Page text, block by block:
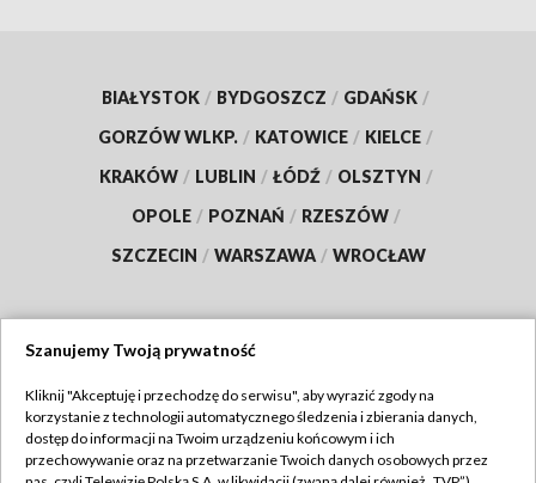
BIAŁYSTOK / BYDGOSZCZ / GDAŃSK /
GORZÓW WLKP. / KATOWICE / KIELCE /
KRAKÓW / LUBLIN / ŁÓDŹ / OLSZTYN /
OPOLE / POZNAŃ / RZESZÓW /
SZCZECIN / WARSZAWA / WROCŁAW
TVP
Abonament TVP
Regulamin TVP
Szanujemy Twoją prywatność
Kliknij "Akceptuję i przechodzę do serwisu", aby wyrazić zgody na
korzystanie z technologii automatycznego śledzenia i zbierania danych,
dostęp do informacji na Twoim urządzeniu końcowym i ich
przechowywanie oraz na przetwarzanie Twoich danych osobowych przez